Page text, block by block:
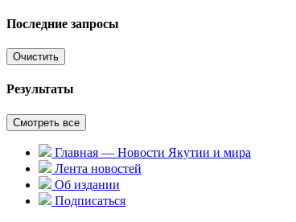
Последние запросы
Очистить
Результаты
Смотреть все
Главная — Новости Якутии и мира
Лента новостей
Об издании
Подписаться